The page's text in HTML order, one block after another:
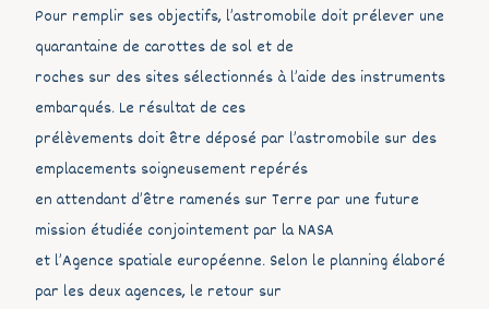
Pour remplir ses objectifs, l’astromobile doit prélever une
quarantaine de carottes de sol et de
roches sur des sites sélectionnés à l’aide des instruments
embarqués. Le résultat de ces
prélèvements doit être déposé par l’astromobile sur des
emplacements soigneusement repérés
en attendant d’être ramenés sur Terre par une future
mission étudiée conjointement par la NASA
et l’Agence spatiale européenne. Selon le planning élaboré
par les deux agences, le retour sur